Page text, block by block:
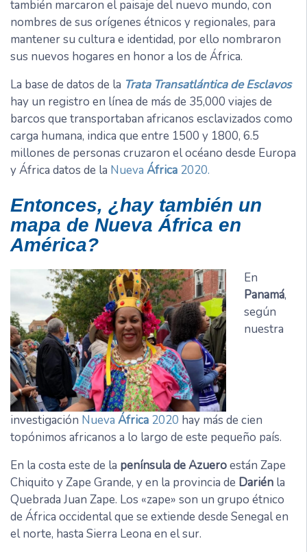
también marcaron el paisaje del nuevo mundo, con
nombres de sus orígenes étnicos y regionales, para
mantener su cultura e identidad, por ello nombraron
sus nuevos hogares en honor a los de África.
La base de datos de la Trata Transatlántica de Esclavos
hay un registro en línea de más de 35,000 viajes de
barcos que transportaban africanos esclavizados como
carga humana, indica que entre 1500 y 1800, 6.5
millones de personas cruzaron el océano desde Europa
y África datos de la Nueva África 2020.
Entonces, ¿hay también un
mapa de Nueva África en
América?
En
Panamá,
según
nuestra
investigación Nueva África 2020 hay más de cien
topónimos africanos a lo largo de este pequeño país.
En la costa este de la península de Azueroestán Zape
Chiquito y Zape Grande, y en la provincia de Darién la
Quebrada Juan Zape. Los «zape» son un grupo étnico
de África occidental que se extiende desde Senegal en
el norte, hasta Sierra Leona en el sur.